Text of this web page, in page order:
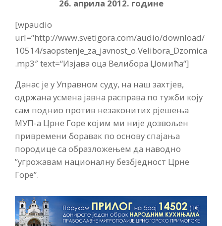
26. априла 2012. године
[wpaudio
url=“http://www.svetigora.com/audio/download/
10514/saopstenje_za_javnost_o.Velibora_Dzomica
.mp3″ text=“Изјава оца Велибора Џомића“]
Данас је у Управном суду, на наш захтјев,
одржана усмена јавна расправа по тужби коју
сам поднио против незаконитих рјешења
МУП-а Црне Горе којим ми није дозвољен
привремени боравак по основу спајања
породице са образложењем да наводно
”угрожавам националну безбједност Црне
Горе”.